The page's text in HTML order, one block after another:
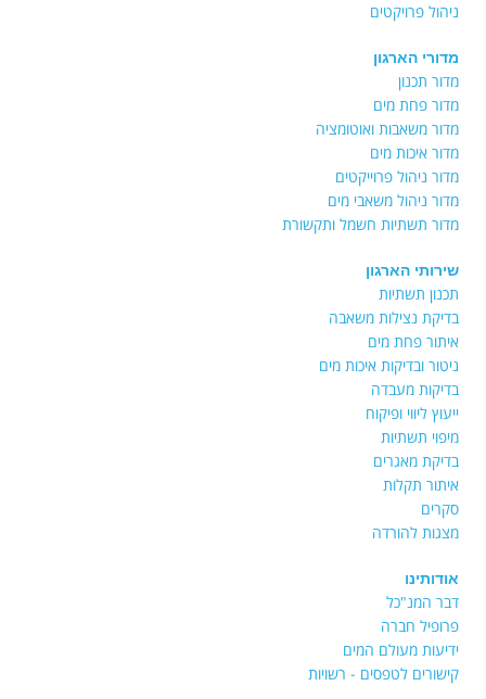
ניהול פרויקטים
מדורי הארגון
מדור תכנון
מדור פחת מים
מדור משאבות ואוטומציה
מדור איכות מים
מדור ניהול פרוייקטים
מדור ניהול משאבי מים
מדור תשתיות חשמל ותקשורת
שירותי הארגון
תכנון תשתיות
בדיקת נצילות משאבה
איתור פחת מים
ניטור ובדיקות איכות מים
בדיקות מעבדה
ייעוץ ליווי ופיקוח
מיפוי תשתיות
בדיקת מאגרים
איתור תקלות
סקרים
מצגות להורדה
אודותינו
דבר המנ"כל
פרופיל חברה
ידיעות מעולם המים
קישורים לטפסים - רשויות